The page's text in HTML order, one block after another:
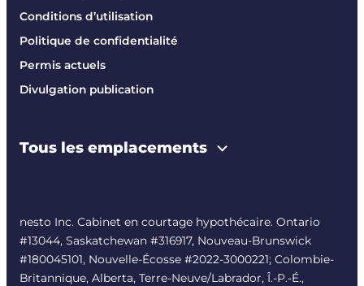
Conditions d’utilisation
Politique de confidentialité
Permis actuels
Divulgation publication
Tous les emplacements
nesto Inc. Cabinet en courtage hypothécaire. Ontario
#13044, Saskatchewan #316917, Nouveau-Brunswick
#180045101, Nouvelle-Écosse #2022-3000221; Colombie-
Britannique, Alberta, Terre-Neuve/Labrador, Î.-P.-É.,